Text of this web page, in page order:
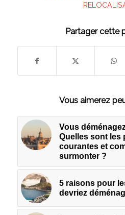
Partager cette
Vous aimerez
Vous
Quelles sont les
courantes et
surmonter ?
5 raisons pour
devriez